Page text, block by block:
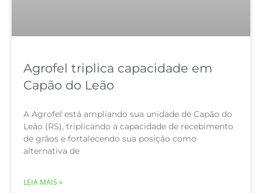
Agrofel triplica capacidade em
Capão do Leão
A Agrofel está ampliando sua unidade de Capão do
Leão (RS), triplicando a capacidade de recebimento
de grãos e fortalecendo sua posição como
alternativa de
LEIA MAIS »